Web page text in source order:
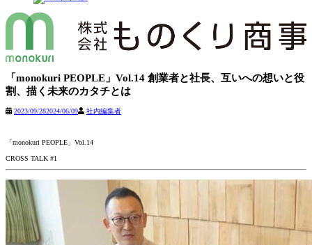
content
「monokuri PEOPLE」Vol.14 創業者と社長、互いへの想いと役
割、描く未来のカタチとは
2023/09/282024/06/09 社内編集者
「monokuri PEOPLE」Vol.14
CROSS TALK #1